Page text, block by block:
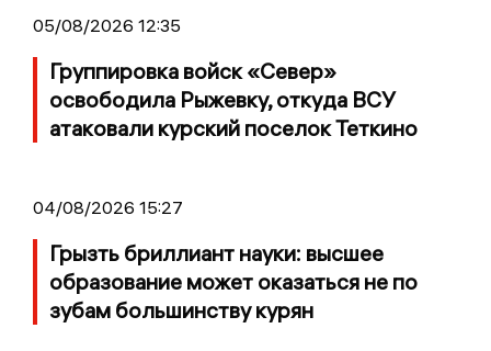
05/08/2026 12:35
Группировка войск «Север»
освободила Рыжевку, откуда ВСУ
атаковали курский поселок Теткино
04/08/2026 15:27
Грызть бриллиант науки: высшее
образование может оказаться не по
зубам большинству курян